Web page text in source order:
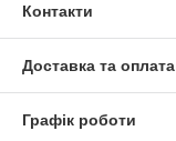
Контакти
Доставка та оплата
Графік роботи